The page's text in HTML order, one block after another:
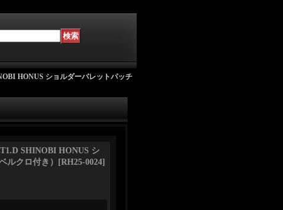
HONUS ショルダーバレットパッチ
SHINOBI HONUS シ
ルクロ付き）
[RH25-0024]